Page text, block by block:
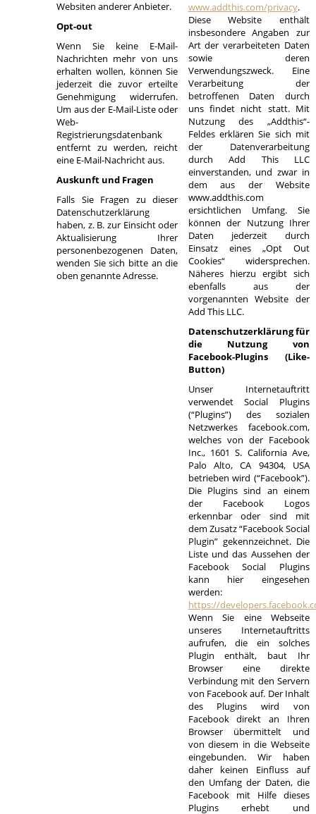
Websiten anderer Anbieter.
Opt-out
Wenn Sie keine E-Mail-
Nachrichten mehr von uns
erhalten wollen, können Sie
jederzeit die zuvor erteilte
Genehmigung widerrufen.
Um aus der E-Mail-Liste oder
Web-
Registrierungsdatenbank
entfernt zu werden, reicht
eine E-Mail-Nachricht aus.
Auskunft und Fragen
Falls Sie Fragen zu dieser
Datenschutzerklärung
haben, z. B. zur Einsicht oder
Aktualisierung Ihrer
personenbezogenen Daten,
wenden Sie sich bitte an die
oben genannte Adresse.
www.addthis.com/privacy.
Diese Website enthält
insbesondere Angaben zur
Art der verarbeiteten Daten
sowie deren
Verwendungszweck. Eine
Verarbeitung der
betroffenen Daten durch
uns findet nicht statt. Mit
Nutzung des „Addthis“-
Feldes erklären Sie sich mit
der Datenverarbeitung
durch Add This LLC
einverstanden, und zwar in
dem aus der Website
www.addthis.com
ersichtlichen Umfang. Sie
können der Nutzung Ihrer
Daten jederzeit durch
Einsatz eines „Opt Out
Cookies“ widersprechen.
Näheres hierzu ergibt sich
ebenfalls aus der
vorgenannten Website der
Add This LLC.
Datenschutzerklärung für
die Nutzung von
Facebook-Plugins (Like-
Button)
Unser Internetauftritt
verwendet Social Plugins
(“Plugins”) des sozialen
Netzwerkes facebook.com,
welches von der Facebook
Inc., 1601 S. California Ave,
Palo Alto, CA 94304, USA
betrieben wird (“Facebook”).
Die Plugins sind an einem
der Facebook Logos
erkennbar oder sind mit
dem Zusatz “Facebook Social
Plugin” gekennzeichnet. Die
Liste und das Aussehen der
Facebook Social Plugins
kann hier eingesehen
werden:
https://
Wenn Sie eine Webseite
unseres Internetauftritts
aufrufen, die ein solches
Plugin enthält, baut Ihr
Browser eine direkte
Verbindung mit den Servern
von Facebook auf. Der Inhalt
des Plugins wird von
Facebook direkt an Ihren
Browser übermittelt und
von diesem in die Webseite
eingebunden. Wir haben
daher keinen Einfluss auf
den Umfang der Daten, die
Facebook mit Hilfe dieses
Plugins erhebt und